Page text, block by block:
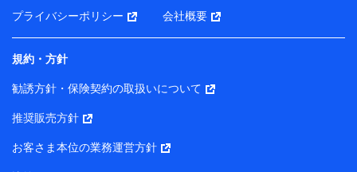
サービス・商品等に関するご提案や広告の配信等を行う
ことがあります。）
各種セミナーの開催のため
コンサルティングサービスの実施のため
アンケートやキャンペーン等の実施のため
上記に係る案内・手続き・管理等付帯業務を行うため
所・代表者名】
プライバシーポリシー 会社概要
規約・方針
勧誘方針・保険契約の取扱いについて
推奨販売方針
お客さま本位の業務運営方針